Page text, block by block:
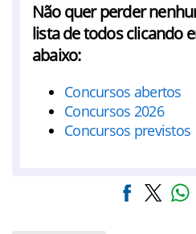
Não quer perder
lista de todos clicando
abaixo:
Concursos abertos
Concursos 2026
Concursos previstos